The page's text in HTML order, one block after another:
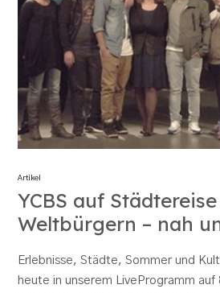
Artikel
YCBS auf
Weltbürgern – nah
Erlebnisse, Städte, Sommer und
heute in unserem LiveProgramm auf